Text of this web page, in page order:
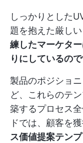
しっかりとした
題を抱えた厳し
練したマーケタ
りにしているので
製品のポジショ
ど、これらのテ
築するプロセス
ドでは、顧客を
ス価値提案テン